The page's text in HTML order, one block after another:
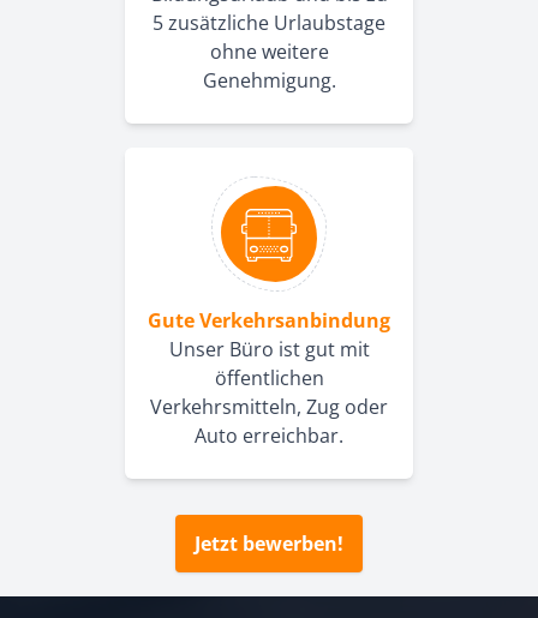
5 zusätzliche Urlaubstage
ohne weitere
Genehmigung.
Gute Verkehrsanbindung
Unser Büro ist gut mit
öffentlichen
Verkehrsmitteln, Zug oder
Auto erreichbar.
Jetzt bewerben!